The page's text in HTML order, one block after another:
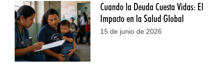
Cuando la Deuda Cuesta Vidas: El
Impacto en la Salud Global
15 de junio de 2026